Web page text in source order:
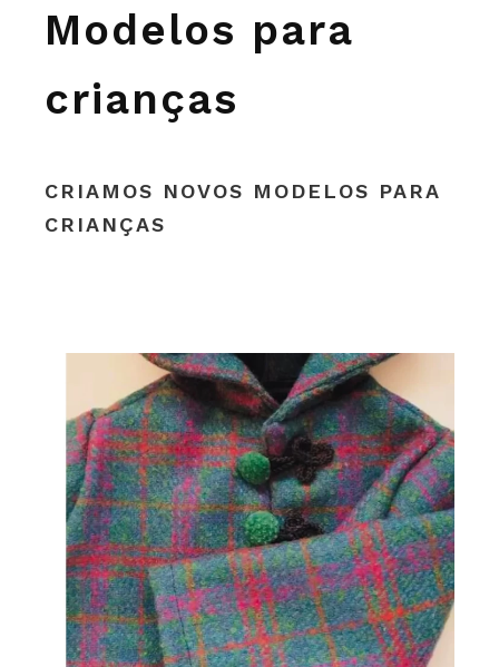
Modelos para
crianças
CRIAMOS NOVOS MODELOS PARA
CRIANÇAS